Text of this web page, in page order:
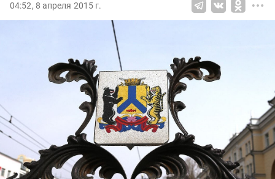
04:52, 8 апреля 2015 г.